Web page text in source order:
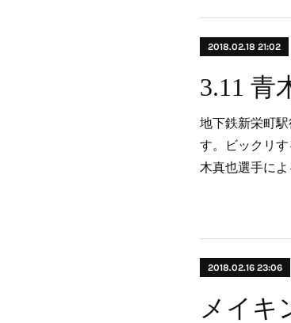
2018.02.18 21:02
地下鉄新栄町
す。ビックリ
木真也選手に
2018.02.16 23:06
メイキ